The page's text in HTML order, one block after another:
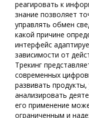
реагировать к
знание позволяет
управлять обмен
какой причине
интерфейс
зависимости от
Трекинг
современных
развивать
анализировать
его применение
ограниченным и